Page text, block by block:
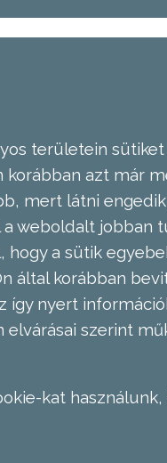
területein sütiket
korábban azt már
mert látni
a weboldalt jobban
hogy a sütik
által korábban
így nyert
elvárásai szerint
kat